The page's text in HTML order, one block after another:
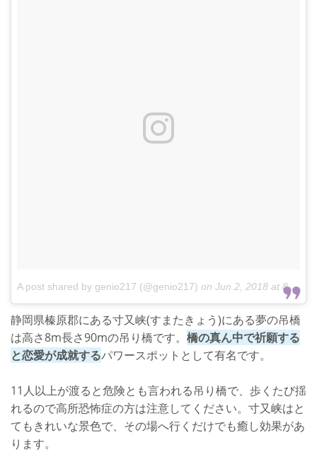
A post shared by genio217 (@genio217) on Jun 2, 2018 at 8:20pm PDT
静岡県榛原郡にある寸又峡(すまたきょう)にある夢の吊橋
は高さ8m長さ90mの吊り橋です。 橋の真ん中で祈願する
と恋愛が成就するパワースポットとして有名です。
11人以上が渡ると危険とも言われる吊り橋で、歩くたび揺
れるので高所恐怖症の方は注意してください。寸又峡はと
てもきれいな景色で、その場へ行くだけでも癒し効果があ
ります。